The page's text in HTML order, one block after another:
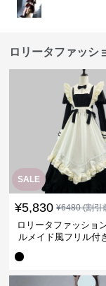
ロリータファッシ
SALE
¥5,830 ¥6480(割引
ロリータファッショ
ルメイド風フリル付